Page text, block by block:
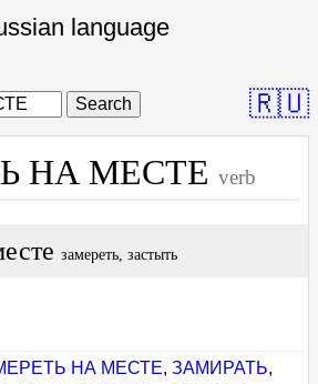
language
Search 🇷🇺
НА МЕСТЕ verb
замереть, застыть
НА МЕСТЕ, ЗАМИРАТЬ,